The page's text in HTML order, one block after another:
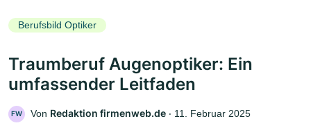
Berufsbild Optiker
Traumberuf Augenoptiker: Ein
umfassender Leitfaden
FW Von Redaktion firmenweb.de ‧ 11. Februar 2025